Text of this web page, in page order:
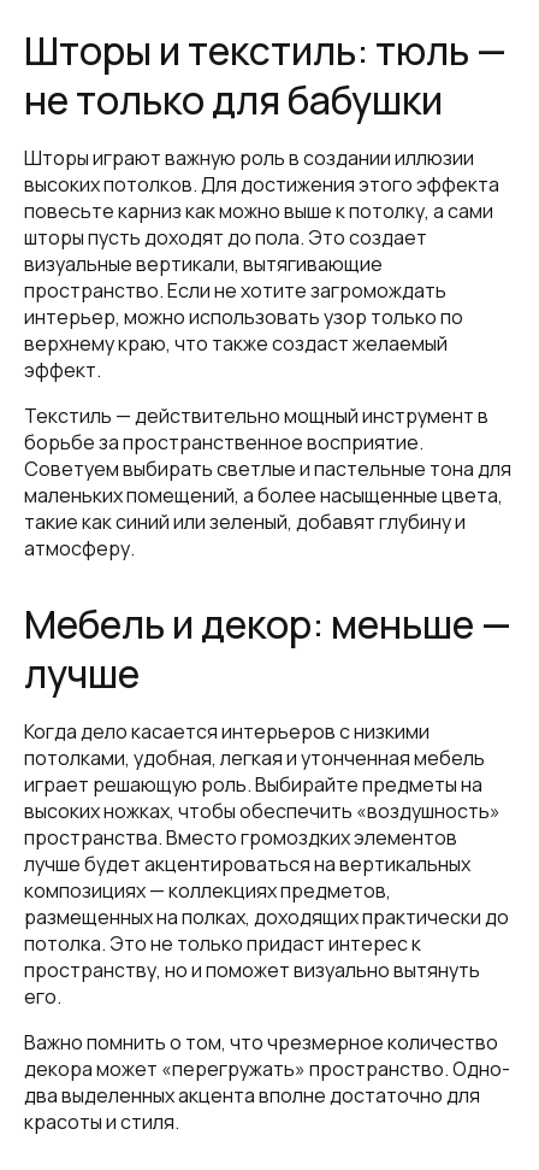
Шторы и текстиль: тюль —
не только для бабушки
Шторы играют важную роль в создании иллюзии
высоких потолков. Для достижения этого эффекта
повесьте карниз как можно выше к потолку, а сами
шторы пусть доходят до пола. Это создает
визуальные вертикали, вытягивающие
пространство. Если не хотите загромождать
интерьер, можно использовать узор только по
верхнему краю, что также создаст желаемый
эффект.
Текстиль — действительно мощный инструмент в
борьбе за пространственное восприятие.
Советуем выбирать светлые и пастельные тона для
маленьких помещений, а более насыщенные цвета,
такие как синий или зеленый, добавят глубину и
атмосферу.
Мебель и декор: меньше —
лучше
Когда дело касается интерьеров с низкими
потолками, удобная, легкая и утонченная мебель
играет решающую роль. Выбирайте предметы на
высоких ножках, чтобы обеспечить «воздушность»
пространства. Вместо громоздких элементов
лучше будет акцентироваться на вертикальных
композициях — коллекциях предметов,
размещенных на полках, доходящих практически до
потолка. Это не только придаст интерес к
пространству, но и поможет визуально вытянуть
его.
Важно помнить о том, что чрезмерное количество
декора может «перегружать» пространство. Одно-
два выделенных акцента вполне достаточно для
красоты и стиля.